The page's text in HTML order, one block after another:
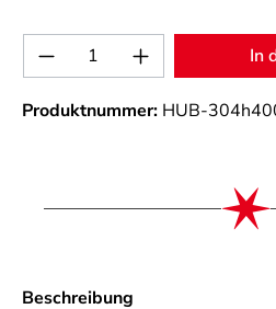
Produkt Anzahl: GibIn
Produktnummer: HUB-
Beschreibung